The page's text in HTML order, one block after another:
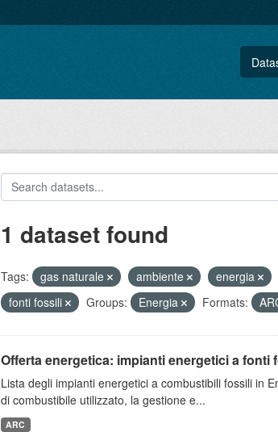
1 dataset found
Tags: gas naturale ambiente energia
fonti fossili
Groups: Energia Formats:
Offerta energetica: impianti energetici a fonti
Lista degli impianti energetici a combustibili fossili in
di combustibile utilizzato, la gestione e...
ARC